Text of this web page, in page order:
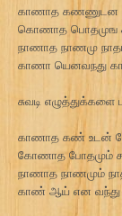
காணாத கணணுடன
கொணாத பொதமுங
நாணாத நாணமு
காணா யெனவநது
சுவடி எழுத்துக்களை
காணாத கண் உடன்
கோணாத போதமும்
நாணாத நாணமும்
காண் ஆய் என வந்து